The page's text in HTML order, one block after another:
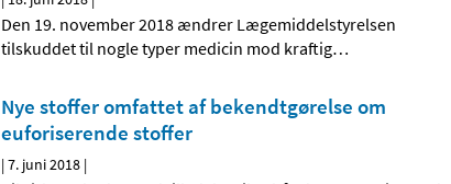
Den 19. november 2018 ændrer Lægemiddelstyrelsen
tilskuddet til nogle typer medicin mod kraftig…
Nye stoffer omfattet af bekendtgørelse om
euforiserende stoffer
|7. juni 2018 |